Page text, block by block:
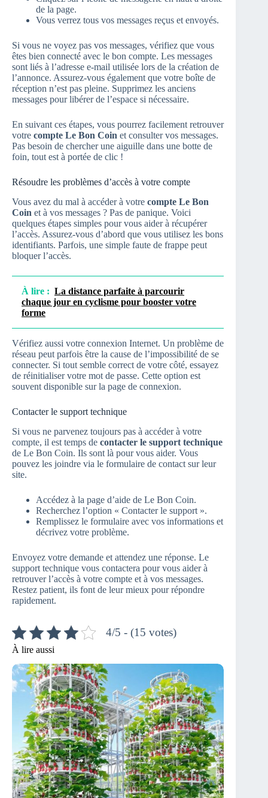
de la page.
Vous verrez tous vos messages reçus et envoyés.
Si vous ne voyez pas vos messages, vérifiez que vous
êtes bien connecté avec le bon compte. Les messages
sont liés à l’adresse e-mail utilisée lors de la création de
l’annonce. Assurez-vous également que votre boîte de
réception n’est pas pleine. Supprimez les anciens
messages pour libérer de l’espace si nécessaire.
En suivant ces étapes, vous pourrez facilement retrouver
votre compte Le Bon Coin et consulter vos messages.
Pas besoin de chercher une aiguille dans une botte de
foin, tout est à portée de clic !
Résoudre les problèmes d’accès à votre compte
Vous avez du mal à accéder à votre compte Le Bon
Coin et à vos messages ? Pas de panique. Voici
quelques étapes simples pour vous aider à récupérer
l’accès. Assurez-vous d’abord que vous utilisez les bons
identifiants. Parfois, une simple faute de frappe peut
bloquer l’accès.
À lire : La distance parfaite à parcourir
chaque jour en cyclisme pour booster votre
forme
Vérifiez aussi votre connexion Internet. Un problème de
réseau peut parfois être la cause de l’impossibilité de se
connecter. Si tout semble correct de votre côté, essayez
de réinitialiser votre mot de passe. Cette option est
souvent disponible sur la page de connexion.
Contacter le support technique
Si vous ne parvenez toujours pas à accéder à votre
compte, il est temps de contacter le support technique
de Le Bon Coin. Ils sont là pour vous aider. Vous
pouvez les joindre via le formulaire de contact sur leur
site.
Accédez à la page d’aide de Le Bon Coin.
Recherchez l’option « Contacter le support ».
Remplissez le formulaire avec vos informations et
décrivez votre problème.
Envoyez votre demande et attendez une réponse. Le
support technique vous contactera pour vous aider à
retrouver l’accès à votre compte et à vos messages.
Restez patient, ils font de leur mieux pour répondre
rapidement.
4/5 - (15 votes)
À lire aussi